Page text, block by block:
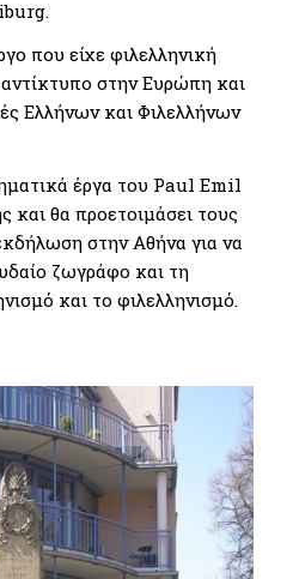
που είχε φιλελληνική
στην Ευρώπη και
Ελλήνων και Φιλελλήνων
έργα του Paul Emil
και θα προετοιμάσει τους
στην Αθήνα για να
ζωγράφο και τη
και το φιλελληνισμό.